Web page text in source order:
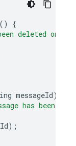
()
{
been deleted on
messageId)
has been
);